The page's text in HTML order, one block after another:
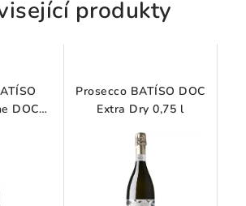
produkty
DOCG
Prosecco BATÍSO DOC
Extra Dry 0,75 l